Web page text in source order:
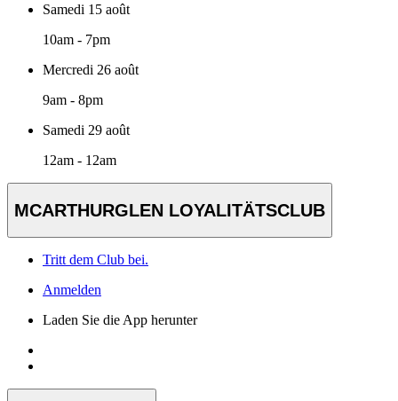
Samedi 15 août
10am - 7pm
Mercredi 26 août
9am - 8pm
Samedi 29 août
12am - 12am
MCARTHURGLEN LOYALITÄTSCLUB
Tritt dem Club bei.
Anmelden
Laden Sie die App herunter